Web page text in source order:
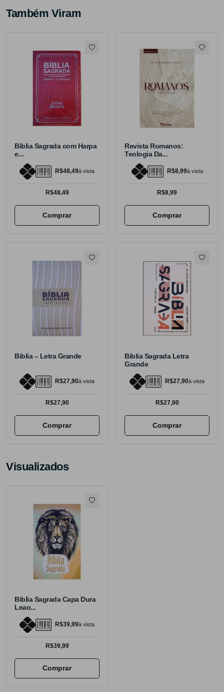
Também Viram
Biblia Sagrada com Harpa
e...
R$48,49à vista
R$48,49
Comprar
Revista Romanos:
Teologia Da...
R$8,99à vista
R$8,99
Comprar
Biblia – Letra Grande
R$27,90à vista
R$27,90
Comprar
Biblia Sagrada Letra
Grande
R$27,90à vista
R$27,90
Comprar
Visualizados
Biblia Sagrada Capa Dura
Leao...
R$39,99à vista
R$39,99
Comprar